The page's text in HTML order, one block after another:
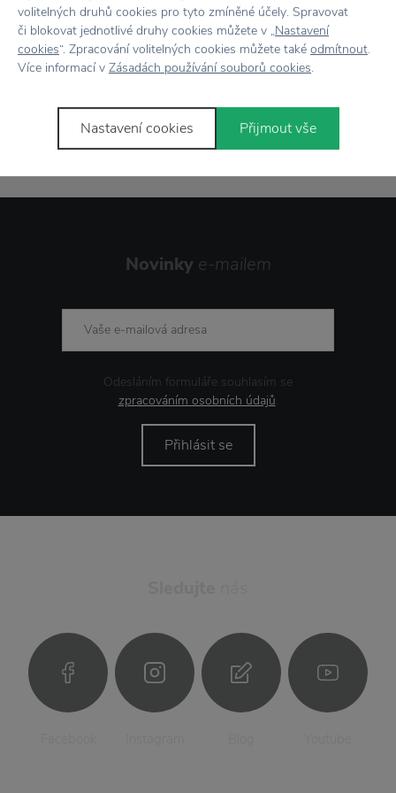
Doprava zdarma nad 2 000 Kč
Vrácení zboží do 30 dnů
Showroomve Zlíně
Novinky e-mailem
Odesláním formuláře souhlasím se
zpracováním osobních údajů.
Přihlásit se
volitelných druhů cookies pro tyto zmíněné účely. Spravovat
či blokovat jednotlivé druhy cookies můžete v „Nastavení
cookies“. Zpracování volitelných cookies můžete také odmítnout.
Více informací v Zásadách používání souborů cookies.
Nastavení cookies Přijmout vše